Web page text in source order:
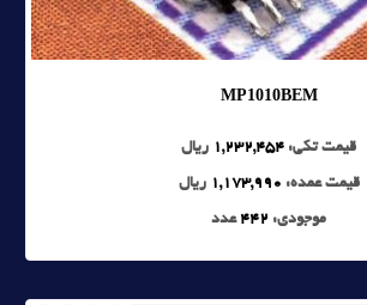
MP1010BEM
قیمت تکی: 1,232,454 ریال
قیمت عمده: 1,173,990 ریال
موجودی: 442 عدد